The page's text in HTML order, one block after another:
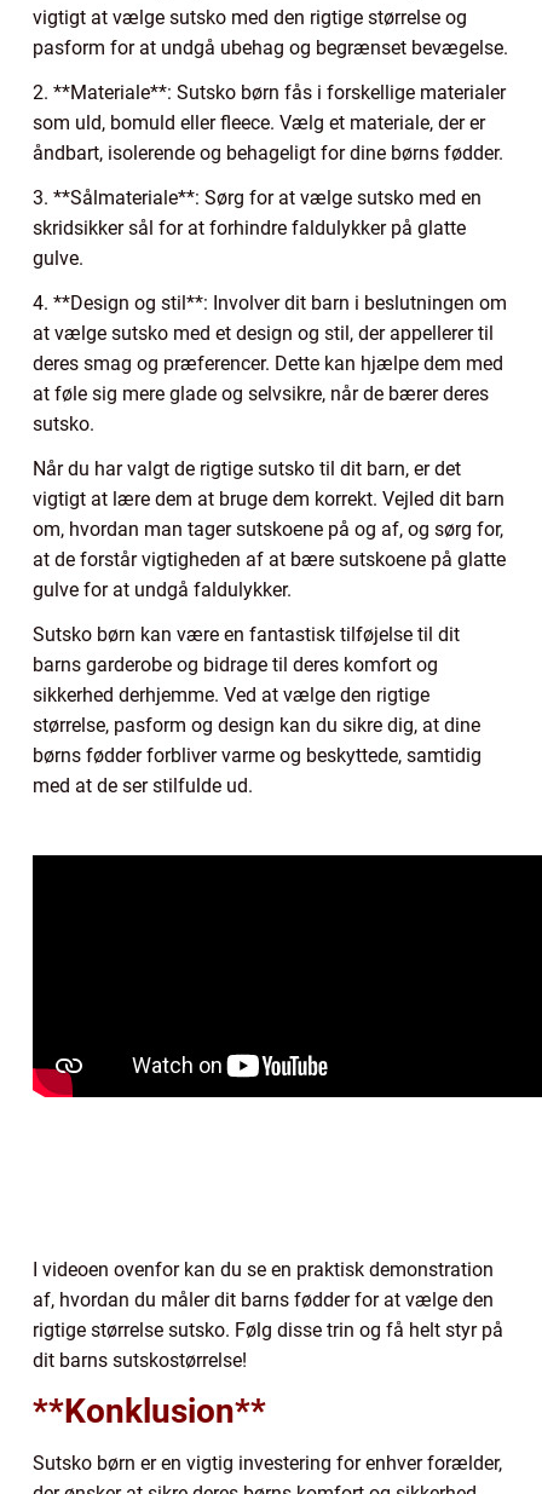
vigtigt at vælge sutsko med den rigtige størrelse og
pasform for at undgå ubehag og begrænset bevægelse.
2. **Materiale**: Sutsko børn fås i forskellige materialer
som uld, bomuld eller fleece. Vælg et materiale, der er
åndbart, isolerende og behageligt for dine børns fødder.
3. **Sålmateriale**: Sørg for at vælge sutsko med en
skridsikker sål for at forhindre faldulykker på glatte
gulve.
4. **Design og stil**: Involver dit barn i beslutningen om
at vælge sutsko med et design og stil, der appellerer til
deres smag og præferencer. Dette kan hjælpe dem med
at føle sig mere glade og selvsikre, når de bærer deres
sutsko.
Når du har valgt de rigtige sutsko til dit barn, er det
vigtigt at lære dem at bruge dem korrekt. Vejled dit barn
om, hvordan man tager sutskoene på og af, og sørg for,
at de forstår vigtigheden af at bære sutskoene på glatte
gulve for at undgå faldulykker.
Sutsko børn kan være en fantastisk tilføjelse til dit
barns garderobe og bidrage til deres komfort og
sikkerhed derhjemme. Ved at vælge den rigtige
størrelse, pasform og design kan du sikre dig, at dine
børns fødder forbliver varme og beskyttede, samtidig
med at de ser stilfulde ud.
I videoen ovenfor kan du se en praktisk demonstration
af, hvordan du måler dit barns fødder for at vælge den
rigtige størrelse sutsko. Følg disse trin og få helt styr på
dit barns sutskostørrelse!
**Konklusion**
Sutsko børn er en vigtig investering for enhver forælder,